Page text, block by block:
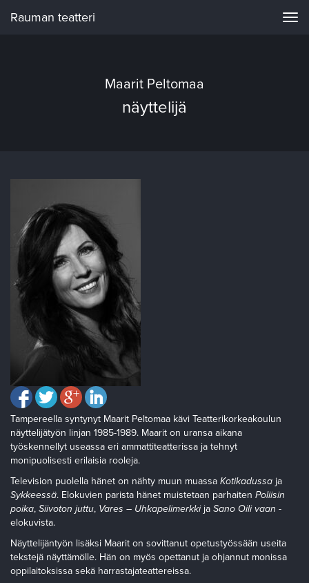
Rauman teatteri
Maarit Peltomaa
näyttelijä
Tampereella syntynyt Maarit Peltomaa kävi Teatterikorkeakoulun
näyttelijätyön linjan 1985-1989. Maarit on uransa aikana
työskennellyt useassa eri ammattiteatterissa ja tehnyt
monipuolisesti erilaisia rooleja.
Television puolella hänet on nähty muun muassa Kotikadussa ja
Sykkeessä. Elokuvien parista hänet muistetaan parhaiten Poliisin
poika, Siivoton juttu, Vares – Uhkapelimerkkija Sano Oili vaan -
elokuvista.
Näyttelijäntyön lisäksi Maarit on sovittanut opetustyössään useita
tekstejä näyttämölle. Hän on myös opettanut ja ohjannut monissa
oppilaitoksissa sekä harrastajateattereissa.